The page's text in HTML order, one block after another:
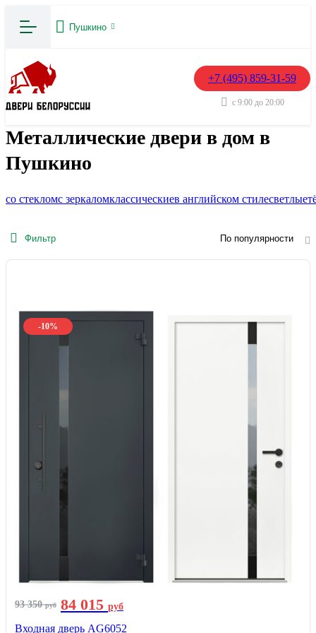
Пушкино
+7 (495) 859-31-59
с 9:00 до 20:00
Металлические двери в дом в
Пушкино
со стекломс зеркаломклассическиев английском стилесветлые
Фильтр По популярности
-10%
93 350руб 84 015 руб
Входная дверь AG6052